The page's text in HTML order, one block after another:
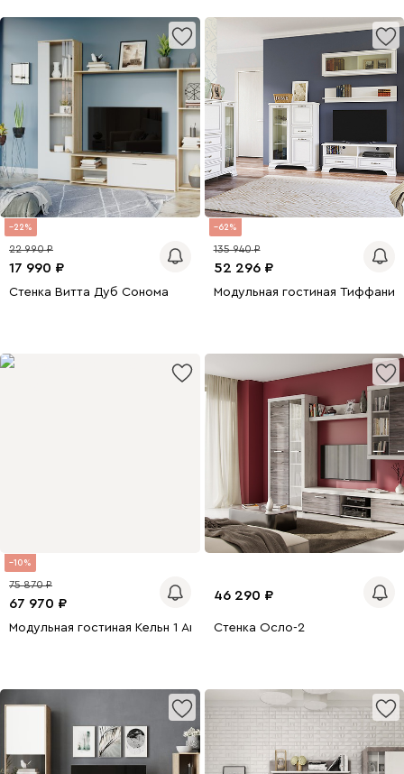
22
17 990
22 990
Стенка Витта Дуб Сонома
62
52 296
135 940
Модульная гостиная Тиффани
10
67 970
75 870
Модульная гостиная Кельн 1 Антрацит
46 290
Стенка Осло-2